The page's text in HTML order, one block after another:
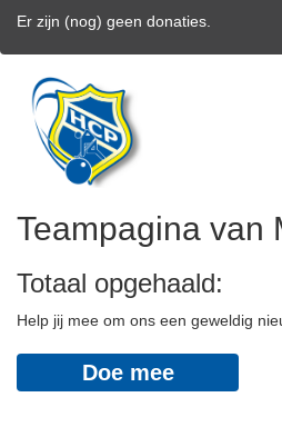
Er zijn (nog) geen donaties.
Teampagina van
Totaal opgehaald:
Help jij mee om ons een geweldig
Doe mee